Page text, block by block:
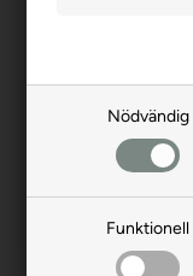
Nödvändig
Funktionell